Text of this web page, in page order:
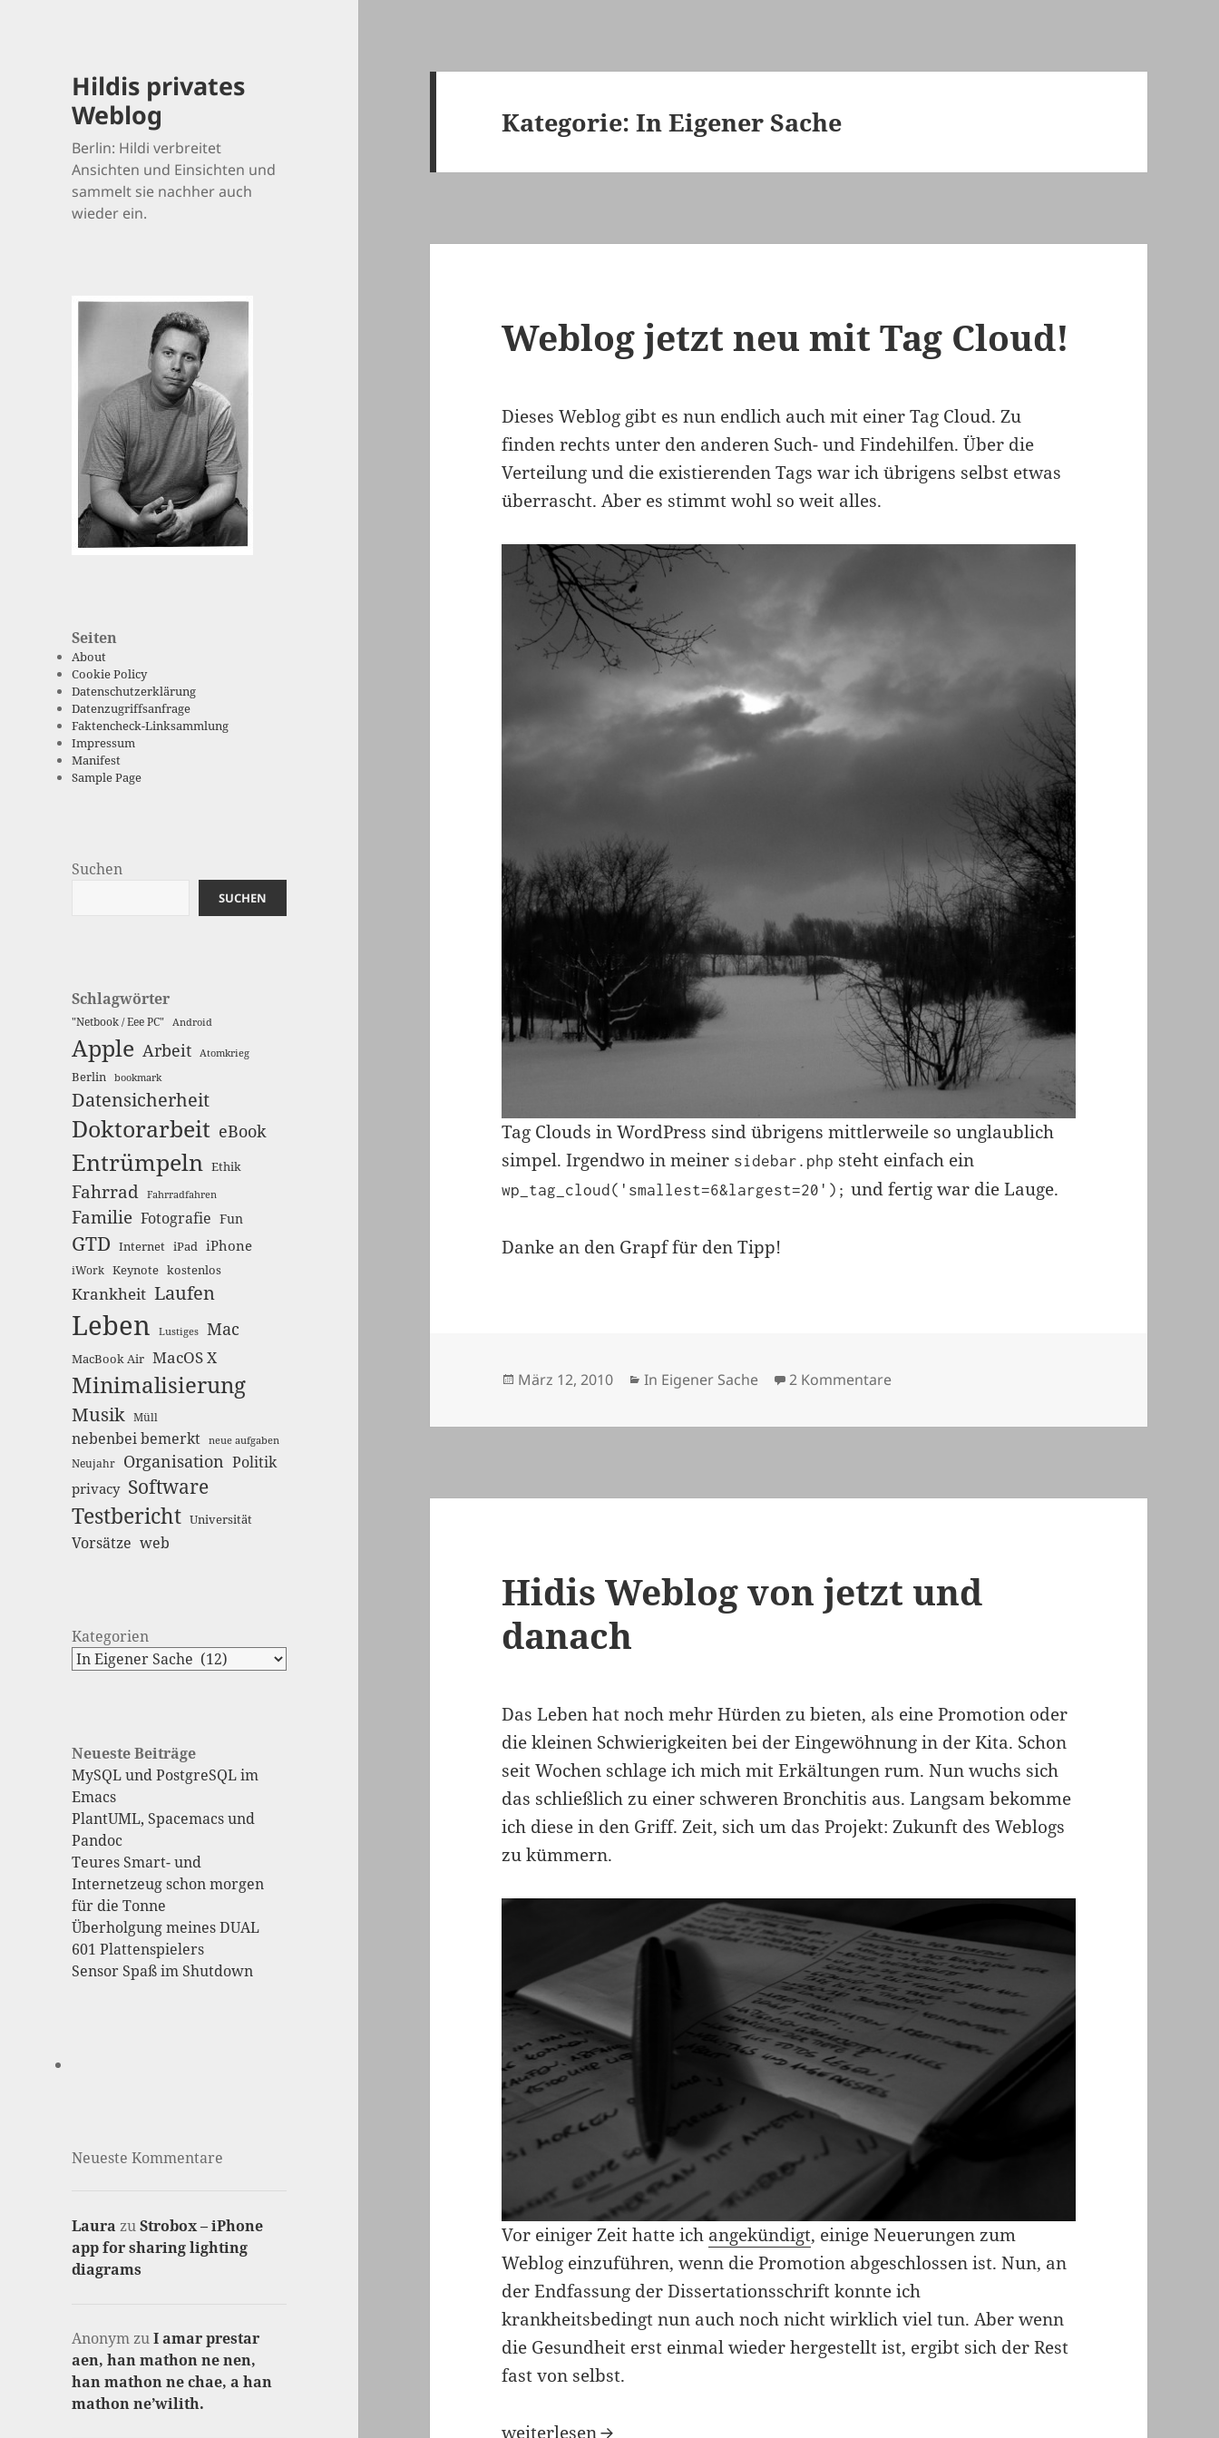
Hildis privates
Weblog
Berlin: Hildi verbreitet
Ansichten und Einsichten und
sammelt sie nachher auch
wieder ein.
Seiten
About
Cookie Policy
Datenschutzerklärung
Datenzugriffsanfrage
Faktencheck-Linksammlung
Impressum
Manifest
Sample Page
Suchen
SUCHEN
Schlagwörter
"Netbook / Eee PC" Android
Apple Arbeit Atomkrieg
Berlin bookmark
Datensicherheit
Doktorarbeit eBook
Entrümpeln Ethik
Fahrrad Fahrradfahren
Familie Fotografie Fun
GTD Internet iPad iPhone
iWork Keynote kostenlos
Krankheit Laufen
Leben Lustiges Mac
MacBook Air MacOS X
Minimalisierung
Musik Müll
nebenbei bemerkt neue aufgaben
Neujahr Organisation Politik
privacy Software
Testbericht Universität
Vorsätze web
Kategorien
Neueste Beiträge
MySQL und PostgreSQL im
Emacs
PlantUML, Spacemacs und
Pandoc
Teures Smart- und
Internetzeug schon morgen
für die Tonne
Überholgung meines DUAL
601 Plattenspielers
Sensor Spaß im Shutdown
Neueste Kommentare
Laura zuStrobox – iPhone
app for sharing lighting
diagrams
AnonymzuI amar prestar
aen, han mathon ne nen,
han mathon ne chae, a han
mathon ne’wilith.
Kategorie:In Eigener Sache
Weblog jetzt neu mit Tag Cloud!
Dieses Weblog gibt es nun endlich auch mit einer Tag Cloud. Zu
finden rechts unter den anderen Such- und Findehilfen. Über die
Verteilung und die existierenden Tags war ich übrigens selbst etwas
überrascht. Aber es stimmt wohl so weit alles.
Tag Clouds in WordPress sind übrigens mittlerweile so unglaublich
simpel. Irgendwo in meiner sidebar.php steht einfach ein
wp_tag_cloud('smallest=6&largest=20'); und fertig war die Lauge.
Danke an den Grapf für den Tipp!
Veröffentlicht
März 12, 2010 Kategorien
In Eigener Sache 2 Kommentarezu Weblog jetzt neu mit Tag Cloud!
Hidis Weblog von jetzt und
danach
Das Leben hat noch mehr Hürden zu bieten, als eine Promotion oder
die kleinen Schwierigkeiten bei der Eingewöhnung in der Kita. Schon
seit Wochen schlage ich mich mit Erkältungen rum. Nun wuchs sich
das schließlich zu einer schweren Bronchitis aus. Langsam bekomme
ich diese in den Griff. Zeit, sich um das Projekt: Zukunft des Weblogs
zu kümmern.
Vor einiger Zeit hatte ich angekündigt, einige Neuerungen zum
Weblog einzuführen, wenn die Promotion abgeschlossen ist. Nun, an
der Endfassung der Dissertationsschrift konnte ich
krankheitsbedingt nun auch noch nicht wirklich viel tun. Aber wenn
die Gesundheit erst einmal wieder hergestellt ist, ergibt sich der Rest
fast von selbst.
Hidis Weblog von jetzt und danach
weiterlesen